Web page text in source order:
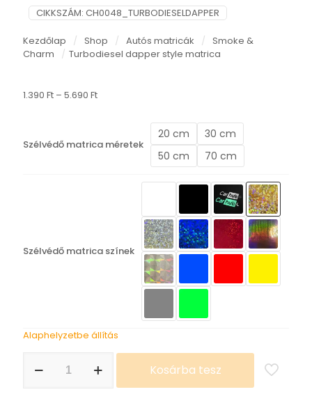
CIKKSZÁM: CH0048_TURBODIESELDAPPER
Kezdőlap / Shop / Autós matricák / Smoke &
Charm
/ Turbodiesel dapper style matrica
1.390 Ft – 5.690 FtÁrtartomány:
Szélvédő matrica méretek
20 cm
30 cm
50 cm
70 cm
Szélvédő matrica színek
Alaphelyzetbe állítás
dapper
Kosárba tesz